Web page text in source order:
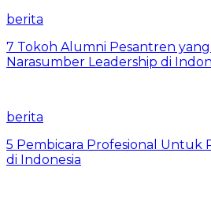
berita
7 Tokoh Alumni Pesantren
Narasumber Leadership di
berita
5 Pembicara Profesional Untuk
di Indonesia